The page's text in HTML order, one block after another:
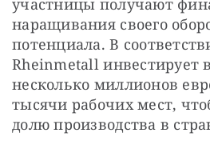
наращивания своего
потенциала. В
Rheinmetall
несколько миллионов
тысячи рабочих мест,
долю производства в